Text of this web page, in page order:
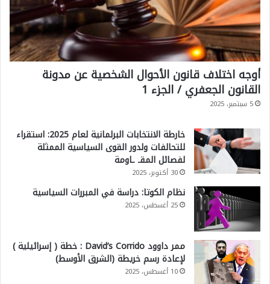
أوجه اختلاف قانون الأحوال الشخصية عن مدونة
القانون الجعفري / الجزء 1
5 سبتمبر، 2025
خارطة الانتخابات البرلمانية لعام 2025: استقراء
للتحالفات ولدور القوى السياسية الممثلة
لفصائل المقـ ـاومة
30 أكتوبر، 2025
نظام الكوتا: دراسة في المبررات السياسية
25 أغسطس، 2025
ممر داوود David’s Corrido : خطة ( إسرائيلية )
لإعادة رسم خريطة (الشرق الأوسط)
10 أغسطس، 2025